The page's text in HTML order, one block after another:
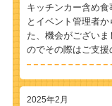
キッチンカー含め
とイベント管理者
た、機会がござい
のでその際はご支援
2025年2月